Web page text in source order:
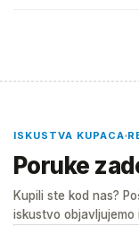
ISKUSTVA KUPACA
Poruke
Kupili ste kod nas?
iskustvo